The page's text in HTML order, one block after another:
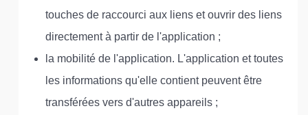
touches de raccourci aux liens et ouvrir des liens
directement à partir de l'application ;
la mobilité de l'application. L'application et toutes
les informations qu'elle contient peuvent être
transférées vers d'autres appareils ;